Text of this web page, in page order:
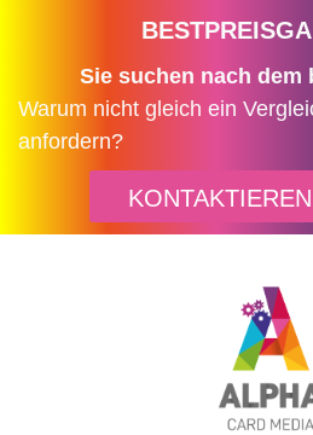
Sie suchen nach dem
Warum nicht gleich ein
anfordern?